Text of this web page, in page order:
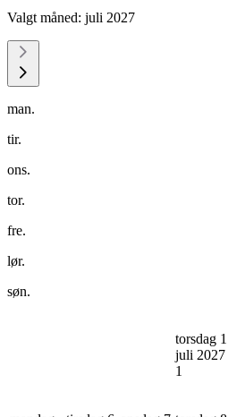
Valgt måned: juli 2027
man.
tir.
ons.
tor.
fre.
lør.
søn.
torsdag 1
juli 2027
1